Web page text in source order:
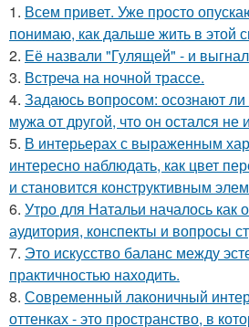
1. Всем привет. Уже просто
понимаю, как дальше жить в этой
2. Её назвали "Гулящей" - и
3. Встреча на ночной трассе.
4. Задаюсь вопросом: осознают
мужа от другой, что он остался не
5. В интерьерах с выраженным
интересно наблюдать, как цвет
и становится конструктивным
6. Утро для Натальи началось как
аудитория, конспекты и вопросы
7. Это искусство баланс между
практичностью находить.
8. Современный лаконичный
оттенках - это пространство, в